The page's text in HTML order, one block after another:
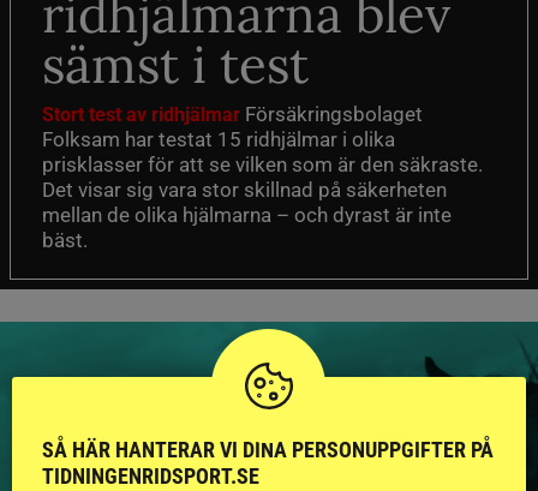
ridhjälmarna blev
sämst i test
Stort test av ridhjälmar Försäkringsbolaget
Folksam har testat 15 ridhjälmar i olika
prisklasser för att se vilken som är den säkraste.
Det visar sig vara stor skillnad på säkerheten
mellan de olika hjälmarna – och dyrast är inte
bäst.
HINGSTAR ONLINE
SÅ HÄR HANTERAR VI DINA PERSONUPPGIFTER PÅ
TIDNINGENRIDSPORT.SE